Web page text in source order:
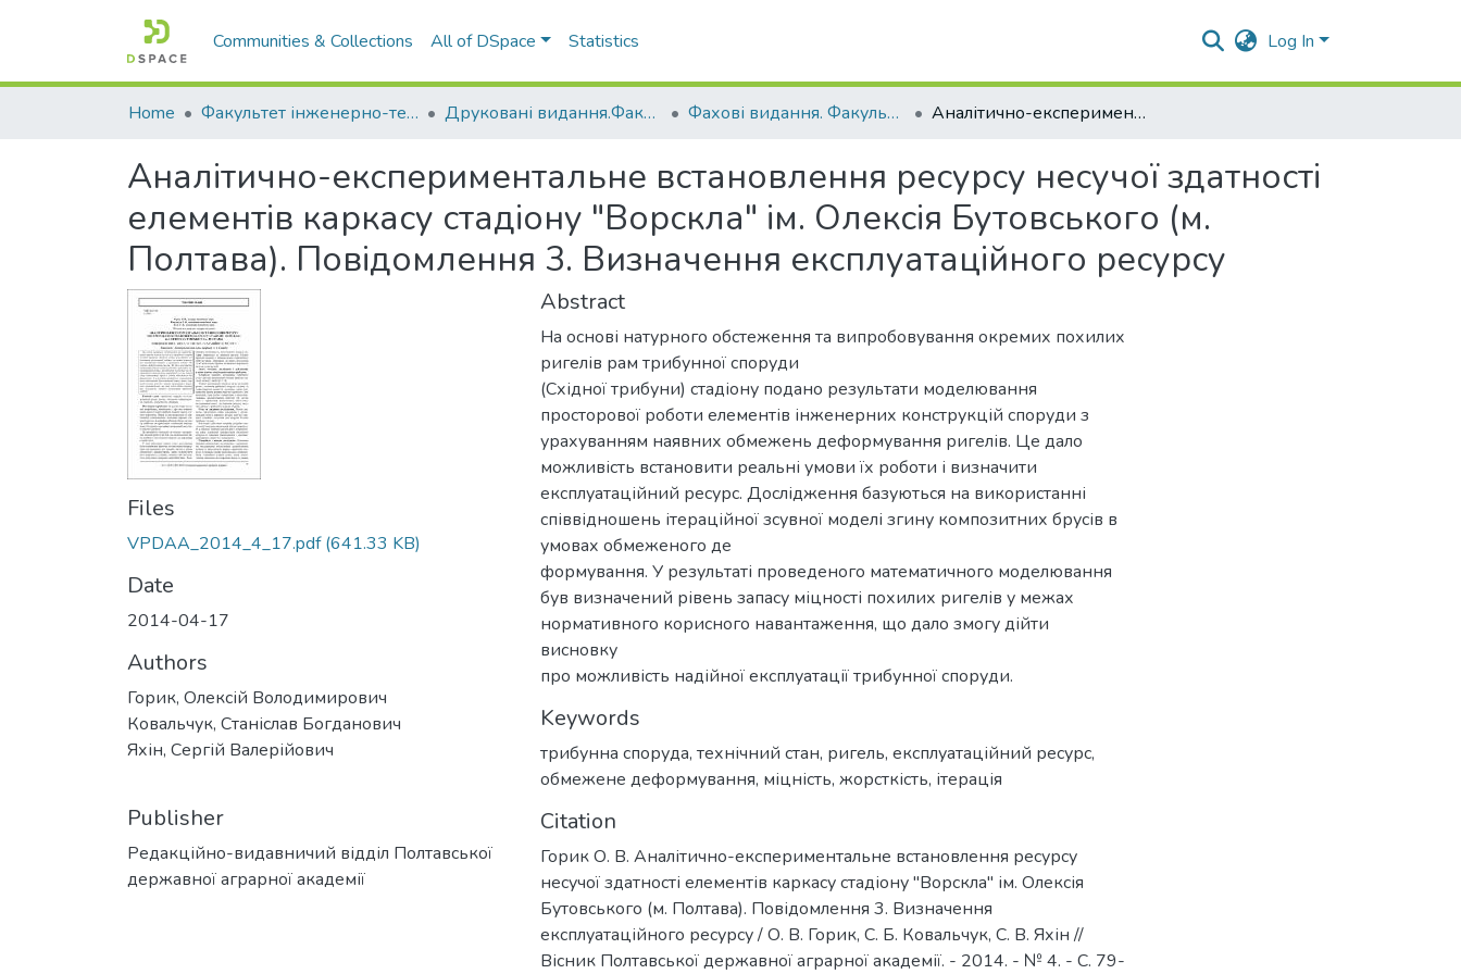
Communities & Collections All of DSpace Statistics Log In
Home Факультет інженерно-технологічний Друковані видання.Факультет інженерно-технологічний Фахові видання. Факультет інженерно-технологічний Аналітично-експериментальне встановлення ресурсу несучої здатності елементів каркасу стадіону "Ворскла" ім. Олексія Бутовського (м. Полтава). Повідомлення 3. Визначення експлуатаційного ресурсу
Аналітично-експериментальне встановлення ресурсу несучої здатності
елементів каркасу стадіону "Ворскла" ім. Олексія Бутовського (м.
Полтава). Повідомлення 3. Визначення експлуатаційного ресурсу
Files
VPDAA_2014_4_17.pdf(641.33 KB)
Date
2014-04-17
Authors
Горик, Олексій Володимирович
Ковальчук, Станіслав Богданович
Яхін, Сергій Валерійович
Publisher
Редакційно-видавничий відділ Полтавської
державної аграрної академії
Abstract
На основі натурного обстеження та випробовування окремих похилих
ригелів рам трибунної споруди
(Східної трибуни) стадіону подано результати моделювання
просторової роботи елементів інженерних конструкцій споруди з
урахуванням наявних обмежень деформування ригелів. Це дало
можливість встановити реальні умови їх роботи і визначити
експлуатаційний ресурс. Дослідження базуються на використанні
співвідношень ітераційної зсувної моделі згину композитних брусів в
умовах обмеженого де
формування. У результаті проведеного математичного моделювання
був визначений рівень запасу міцності похилих ригелів у межах
нормативного корисного навантаження, що дало змогу дійти
висновку
про можливість надійної експлуатації трибунної споруди.
Keywords
трибунна споруда, технічний стан, ригель, експлуатаційний ресурс,
обмежене деформування, міцність, жорсткість, ітерація
Citation
Горик О. В. Аналітично-експериментальне встановлення ресурсу
несучої здатності елементів каркасу стадіону "Ворскла" ім. Олексія
Бутовського (м. Полтава). Повідомлення 3. Визначення
експлуатаційного ресурсу / О. В. Горик, С. Б. Ковальчук, С. В. Яхін //
Вісник Полтавської державної аграрної академії. - 2014. - № 4. - С. 79-